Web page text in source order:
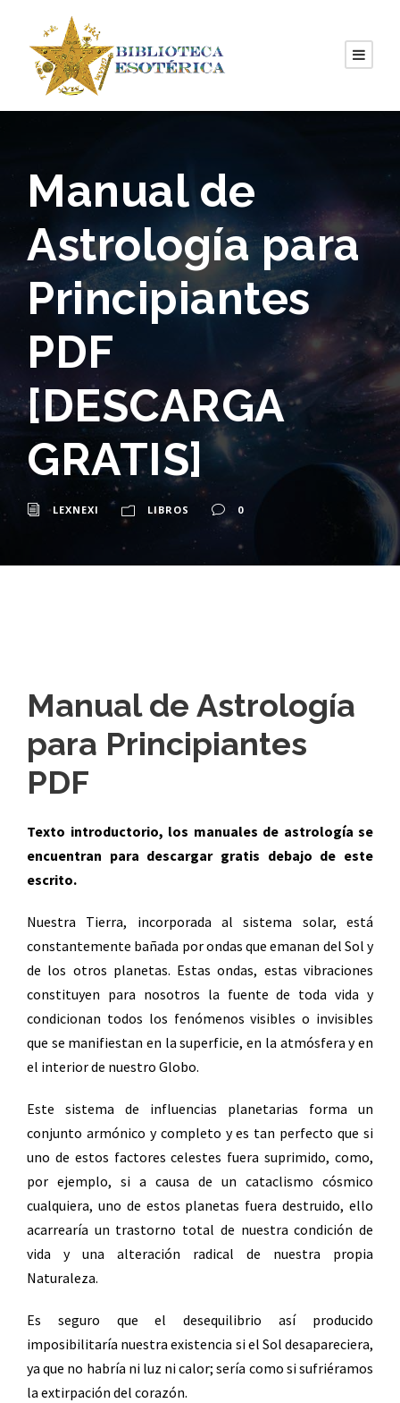
Manual de
Astrología para
Principiantes
PDF
[DESCARGA
GRATIS]
LEXNEXI LIBROS 0
Manual de Astrología
para Principiantes
PDF
Texto introductorio, los manuales de astrología se
encuentran para descargar gratis debajo de este
escrito.
Nuestra Tierra, incorporada al sistema solar, está
constantemente bañada por ondas que emanan del Sol y
de los otros planetas. Estas ondas, estas vibraciones
constituyen para nosotros la fuente de toda vida y
condicionan todos los fenómenos visibles o invisibles
que se manifiestan en la superficie, en la atmósfera y en
el interior de nuestro Globo.
Este sistema de influencias planetarias forma un
conjunto armónico y completo y es tan perfecto que si
uno de estos factores celestes fuera suprimido, como,
por ejemplo, si a causa de un cataclismo cósmico
cualquiera, uno de estos planetas fuera destruido, ello
acarrearía un trastorno total de nuestra condición de
vida y una alteración radical de nuestra propia
Naturaleza.
Es seguro que el desequilibrio así producido
imposibilitaría nuestra existencia si el Sol desapareciera,
ya que no habría ni luz ni calor; sería como si sufriéramos
la extirpación del corazón.